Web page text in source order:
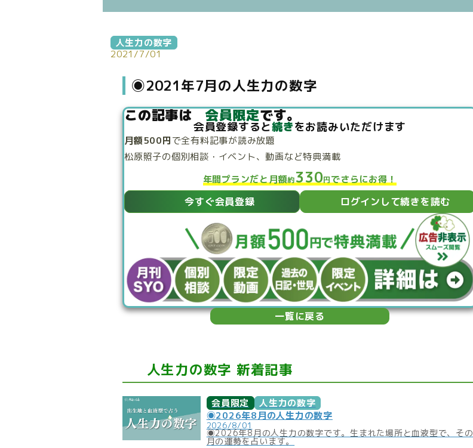
人生力の数字
2021/7/01
◉2021年7月の人生力の数字
この記事は
会員限定です。
会員登録すると続きをお読みいただけます
月額500円で全有料記事が読み放題
松原照子の個別相談・ イベント、動画など特典満載
年間プランだと月額約330円でさらにお得！
今すぐ会員登録 ログインして続きを読む
一覧に戻る
人生力の数字 新着記事
会員限定
人生力の数字
◉2026年8月の人生力の数字
2026/8/01
◉2026年8月の人生力の数字です。生まれた場所と血液型で、その
月の運勢を占います。